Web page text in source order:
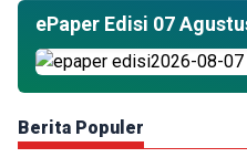
ePaper Edisi 07
Berita Populer